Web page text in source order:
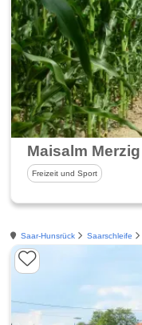
Maisalm Merzig
Freizeit und Sport
Saar-Hunsrück Saarschleife